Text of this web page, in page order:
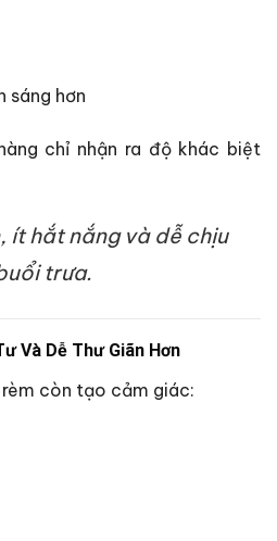
sáng hơn
chỉ nhận ra độ khác biệt
ít hắt nắng và dễ chịu
trưa.
Và Dễ Thư Giãn Hơn
còn tạo cảm giác: